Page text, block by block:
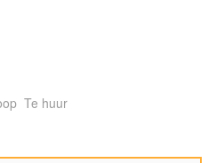
Te huur